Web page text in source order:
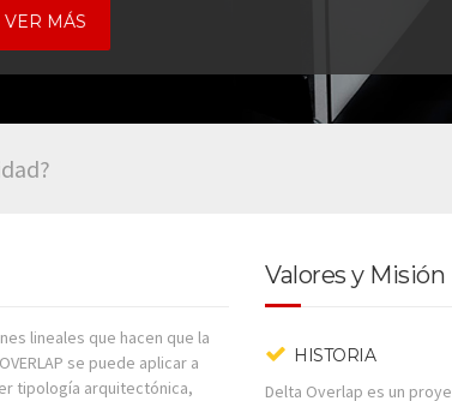
VER MÁS
lineales que hacen que la
se puede aplicar a
tipología arquitectónica,
Valores y Misión
HISTORIA
Delta Overlap es un